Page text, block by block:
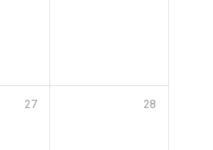
27 28